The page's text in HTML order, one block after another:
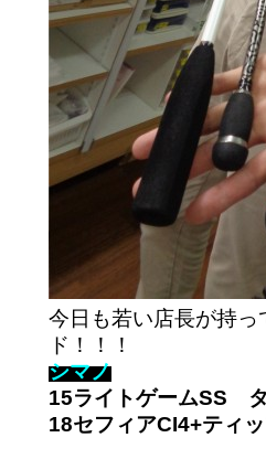
今日も若い店長が持っ
ド！！！
シマノ
15ライトゲームSS
18セフィアCI4+ティ